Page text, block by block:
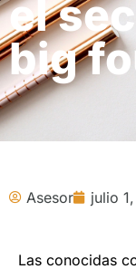
el
big
Asesor julio
Las conocidas